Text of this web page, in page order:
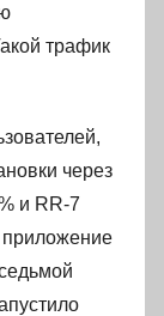
трафик
через
и RR-7
приложение